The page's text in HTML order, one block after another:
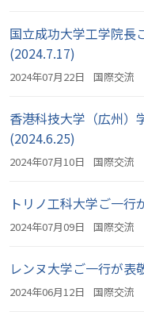
国立成功大学工学院長
(2024.7.17)
2024年07月22日 国際交流
香港科技大学（広州）
(2024.6.25)
2024年07月10日 国際交流
トリノ工科大学ご一
2024年07月09日 国際交流
レンヌ大学ご一行が表
2024年06月12日 国際交流